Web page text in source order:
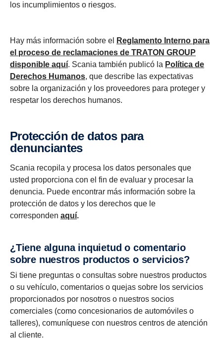
los incumplimientos o riesgos.
Hay más información sobre el
Reglamento Interno para
el proceso de reclamaciones de TRATON GROUP
disponible aquí. Scania también publicó la Política de
Derechos Humanos, que describe las expectativas
sobre la organización y los proveedores para proteger y
respetar los derechos humanos.
Protección de datos para
denunciantes
Scania recopila y procesa los datos personales que
usted proporciona con el fin de evaluar y procesar la
denuncia. Puede encontrar más información sobre la
protección de datos y los derechos que le
corresponden aquí.
¿Tiene alguna inquietud o comentario
sobre nuestros productos o servicios?
Si tiene preguntas o consultas sobre nuestros productos
o su vehículo, comentarios o quejas sobre los servicios
proporcionados por nosotros o nuestros socios
comerciales (como concesionarios de automóviles o
talleres), comuníquese con nuestros centros de atención
al cliente.